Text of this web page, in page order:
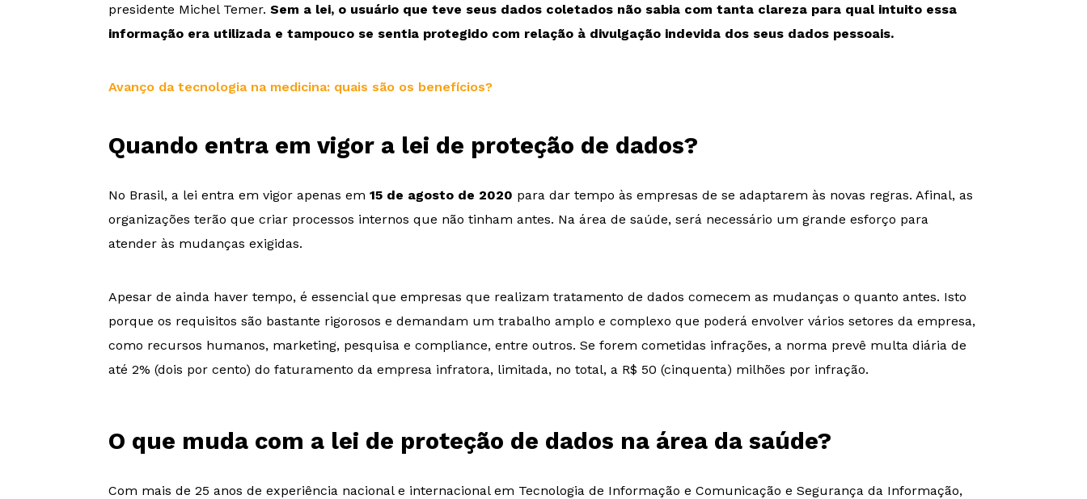
presidente Michel Temer.Sem a lei, o usuário que teve seus dados coletados não sabia com tanta clareza para qual intuito essa
informação era utilizada e tampouco se sentia protegido com relação à divulgação indevida dos seus dados pessoais.
Avanço da tecnologia na medicina: quais são os benefícios?
Quando entra em vigor a lei de proteção de dados?
No Brasil, a lei entra em vigor apenas em15 de agosto de 2020 para dar tempo às empresas de se adaptarem às novas regras. Afinal, as
organizações terão que criar processos internos que não tinham antes. Na área de saúde, será necessário um grande esforço para
atender às mudanças exigidas.
Apesar de ainda haver tempo, é essencial que empresas que realizam tratamento de dados comecem as mudanças o quanto antes. Isto
porque os requisitos são bastante rigorosos e demandam um trabalho amplo e complexo que poderá envolver vários setores da empresa,
como recursos humanos, marketing, pesquisa e compliance, entre outros. Se forem cometidas infrações, a norma prevê multa diária de
até 2% (dois por cento) do faturamento da empresa infratora, limitada, no total, a R$ 50 (cinquenta) milhões por infração.
O que muda com a lei de proteção de dados na área da saúde?
Com mais de 25 anos de experiência nacional e internacional em Tecnologia de Informação e Comunicação e Segurança da Informação,